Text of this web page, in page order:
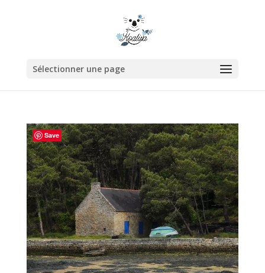
Sélectionner une page
Save